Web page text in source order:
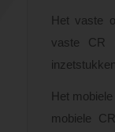
Het vaste
vaste
Het
mobiele